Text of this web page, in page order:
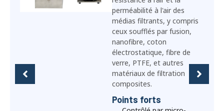
Le SC-RT-N1704 mesure le
débit d'air de fuite des
valves expiratoires des
respirateurs pour vérifier
l'étanchéité à l'air par
rapport aux dernières
exigences GB2626-2019 et
NIOSH42CFR84..
Points forts
Pression négative stable